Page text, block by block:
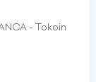
- Tokoin